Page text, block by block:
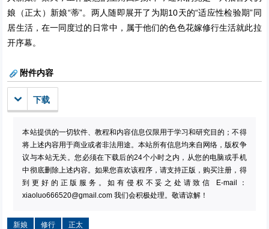
娘（正太）新娘“蒂”。两人随即展开了为期10天的“适应性检验期”同
居生活，在一同度过的日常中，属于他们的色色花嫁修行生活就此拉
开序幕。
附件内容
下载
本站提供的一切软件、教程和内容信息仅限用于学习和研究目的；不得
将上述内容用于商业或者非法用途。本站所有信息均来自网络，版权争
议与本站无关。您必须在下载后的24个小时之内，从您的电脑或手机
中彻底删除上述内容。如果您喜欢该程序，请支持正版，购买注册，得
到更好的正版服务。如有侵权不妥之处请致信 E-mail：
xiaoluo666520@gmail.com 我们会积极处理。敬请谅解！
新娘 修行 正太